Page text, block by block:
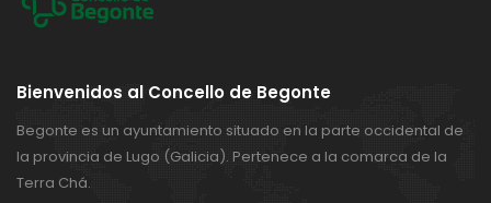
Bienvenidos al Concello de Begonte
Begonte es un ayuntamiento situado en la parte occidental de
la provincia de Lugo (Galicia). Pertenece a la comarca de la
Terra Chá.